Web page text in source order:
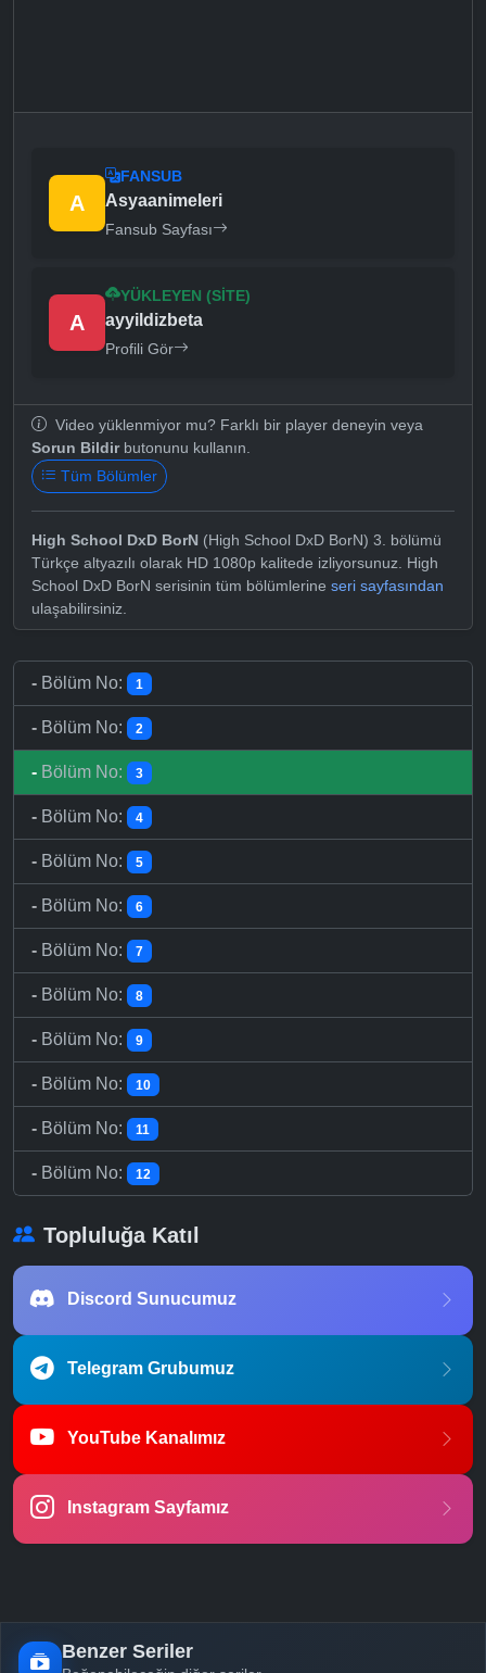
A
FANSUB
Asyaanimeleri
Fansub Sayfası
A
YÜKLEYEN (SITE)
ayyildizbeta
Profili Gör
Video yüklenmiyor mu? Farklı bir player deneyin veya
Sorun Bildirbutonunu kullanın.
Tüm Bölümler
High School DxD BorN (High School DxD BorN) 3. bölümü
Türkçe altyazılı olarak HD 1080p kalitede izliyorsunuz. High
School DxD BorN serisinin tüm bölümlerine seri sayfasından
ulaşabilirsiniz.
- Bölüm No: 1
- Bölüm No: 2
- Bölüm No: 3
- Bölüm No: 4
- Bölüm No: 5
- Bölüm No: 6
- Bölüm No: 7
- Bölüm No: 8
- Bölüm No: 9
- Bölüm No: 10
- Bölüm No: 11
- Bölüm No: 12
Topluluğa Katıl
Discord Sunucumuz
Telegram Grubumuz
YouTube Kanalımız
Instagram Sayfamız
Benzer Seriler